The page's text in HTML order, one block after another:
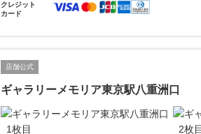
クレジット
カード
店舗公式
ギャラリーメモリア東京駅八重洲口